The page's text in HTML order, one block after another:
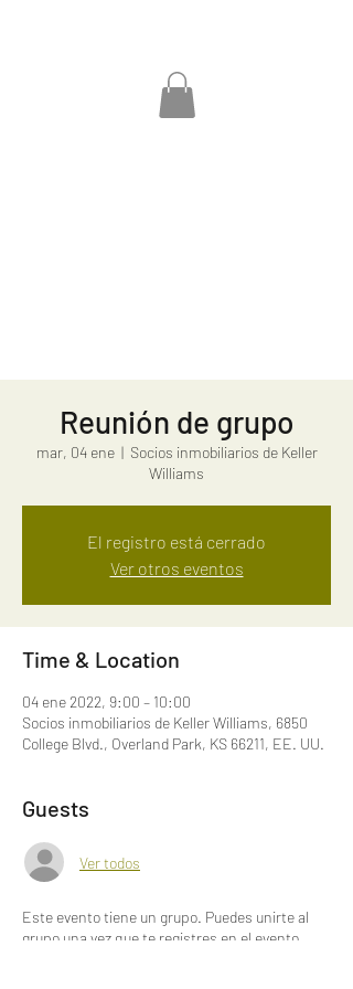
Reunión de grupo
mar, 04 ene
  |
Socios inmobiliarios de Keller
Williams
El registro está cerrado
Ver otros eventos
Time & Location
04 ene 2022, 9:00 – 10:00
Socios inmobiliarios de Keller Williams, 6850
College Blvd., Overland Park, KS 66211, EE. UU.
Guests
Ver todos
Este evento tiene un grupo. Puedes unirte al
grupo una vez que te registres en el evento.